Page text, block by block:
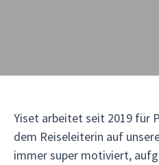
Yiset arbeitet seit 2019 für
dem Reiseleiterin auf
immer super motiviert,